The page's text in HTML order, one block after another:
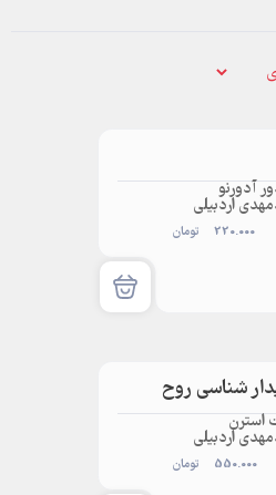
آدورنو
اردبیلی
220.000 تومان
شناسی روح
استرن
اردبیلی
550.000 تومان